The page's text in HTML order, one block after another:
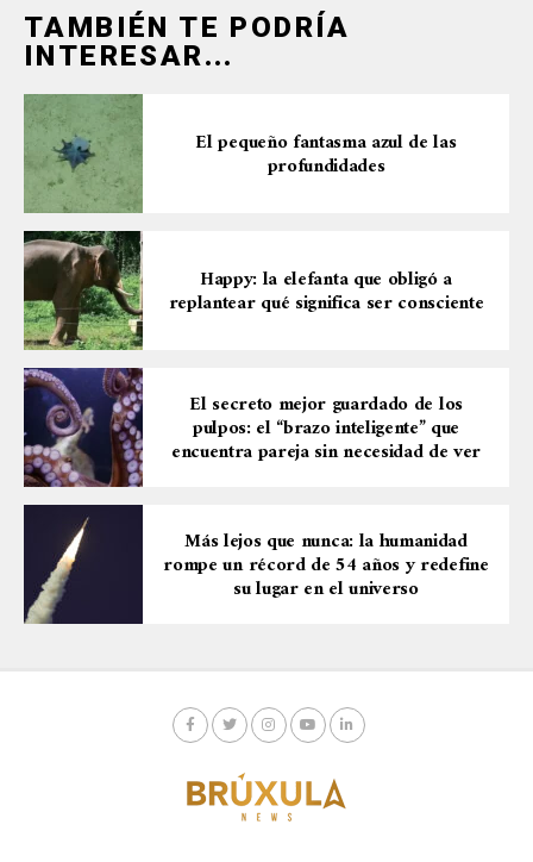
TAMBIÉN TE PODRÍA
INTERESAR...
El pequeño fantasma azul de las
profundidades
Happy: la elefanta que obligó a
replantear qué significa ser consciente
El secreto mejor guardado de los
pulpos: el “brazo inteligente” que
encuentra pareja sin necesidad de ver
Más lejos que nunca: la humanidad
rompe un récord de 54 años y redefine
su lugar en el universo